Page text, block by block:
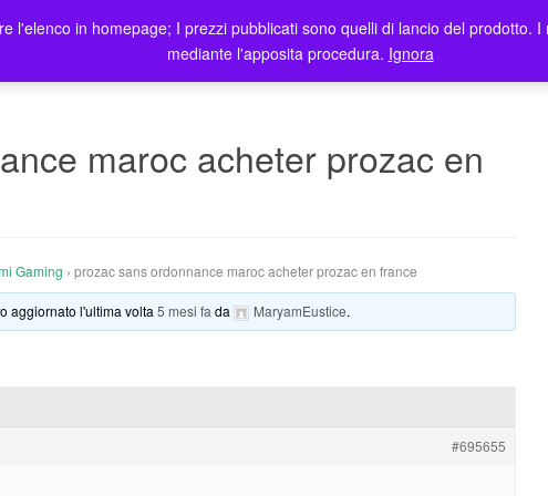
Home Prodotti Blog Registrazione Utenti Elenco
maroc acheter prozac en
Gaming › prozac sans ordonnance maroc acheter prozac en france
aggiornato l'ultima volta5 mesi fa da MaryamEustice.
#695655
l'elenco in homepage; I prezzi pubblicati sono quelli di lancio del prodotto.
mediante l'apposita procedura. Ignora